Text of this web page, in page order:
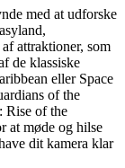
med at udforske
attraktioner, som
de klassiske
eller Space
of the
Rise of the
at møde og hilse
dit kamera klar